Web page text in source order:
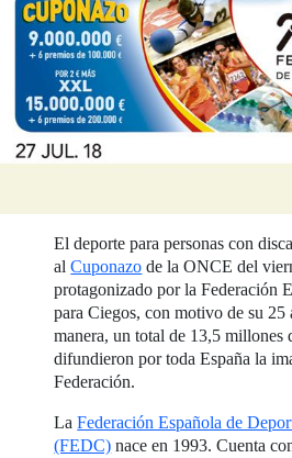
El deporte para personas con
alCuponazo de la ONCE del
protagonizado por la Federación
para Ciegos, con motivo de su 25
manera, un total de 13,5 millones
difundieron por toda España la
Federación.
LaFederación Española de
(FEDC) nace en 1993. Cuenta